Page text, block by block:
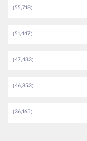
(55,718)
(51,447)
(47,433)
(46,853)
(36,165)